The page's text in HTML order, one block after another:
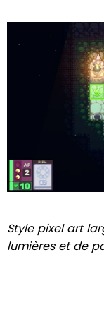
Style pixel art
lumières et de